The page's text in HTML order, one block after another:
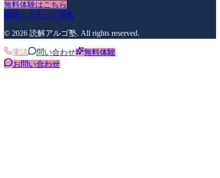
無料体験はこちら
講師・スタッフ募集
© 2026 読解アルゴ塾. All rights reserved.
電話 問い合わせ
無料体験
お問い合わせ